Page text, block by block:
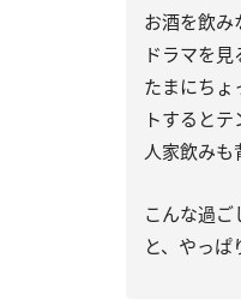
お酒を飲み
ドラマを見
たまにちょ
トすると
人家飲みも
こんな過ご
と、やっぱ